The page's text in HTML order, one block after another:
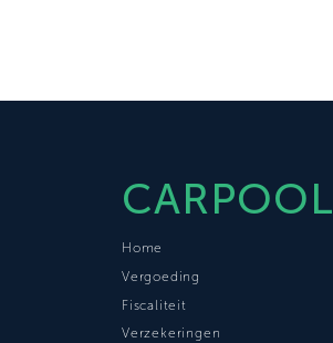
CARPOOL
Home
Vergoeding
Fiscaliteit
Verzekeringen